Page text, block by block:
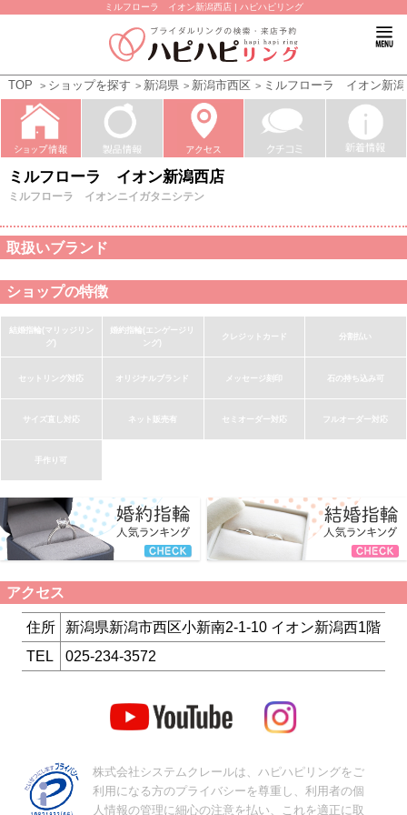
ミルフローラ イオン新潟西店 | ハピハピリング
TOP ショップを探す 新潟県 新潟市西区 ミルフローラ イオン新
ミルフローラ イオン新潟西店
ミルフローラ イオンニイガタニシテン
取扱いブランド
ショップの特徴
結婚指輪(マリッジリン
グ)
婚約指輪(エンゲージリ
ング)
クレジットカード 分割払い
セットリング対応 オリジナルブランド メッセージ刻印 石の持ち込み可
サイズ直し対応 ネット販売有 セミオーダー対応 フルオーダー対応
手作り可
アクセス
住所
新潟県新潟市西区小新南2-1-10 イオン新潟西1階
TEL
025-234-3572
株式会社システムクレールは、ハピハピリングをご
利用になる方のプライバシーを尊重し、利用者の個
人情報の管理に細心の注意を払い、これを適正に取